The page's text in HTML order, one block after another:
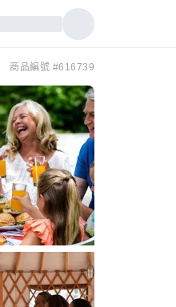
商品編號 #616739